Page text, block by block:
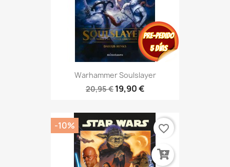
Warhammer Soulslayer
20,95 € 19,90 €
-10% favorite_border